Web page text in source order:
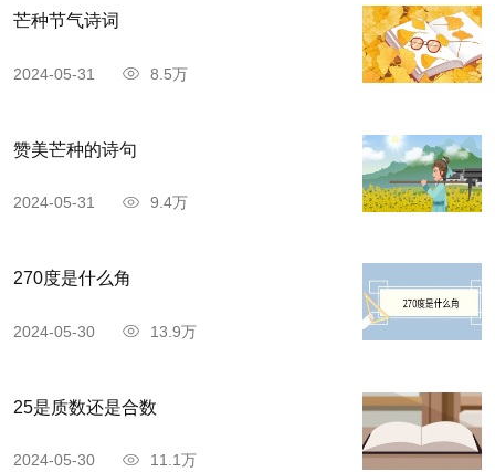
芒种节气诗词
2024-05-31 8.5万
赞美芒种的诗句
2024-05-31 9.4万
270度是什么角
2024-05-30 13.9万
25是质数还是合数
2024-05-30 11.1万